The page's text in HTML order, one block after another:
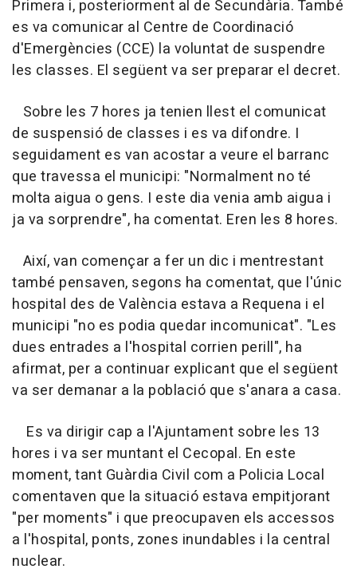
Primera i, posteriorment al de Secundària. També
es va comunicar al Centre de Coordinació
d'Emergències (CCE) la voluntat de suspendre
les classes. El següent va ser preparar el decret.
Sobre les 7 hores ja tenien llest el comunicat
de suspensió de classes i es va difondre. I
seguidament es van acostar a veure el barranc
que travessa el municipi: "Normalment no té
molta aigua o gens. I este dia venia amb aigua i
ja va sorprendre", ha comentat. Eren les 8 hores.
Així, van començar a fer un dic i mentrestant
també pensaven, segons ha comentat, que l'únic
hospital des de València estava a Requena i el
municipi "no es podia quedar incomunicat". "Les
dues entrades a l'hospital corrien perill", ha
afirmat, per a continuar explicant que el següent
va ser demanar a la població que s'anara a casa.
Es va dirigir cap a l'Ajuntament sobre les 13
hores i va ser muntant el Cecopal. En este
moment, tant Guàrdia Civil com a Policia Local
comentaven que la situació estava empitjorant
"per moments" i que preocupaven els accessos
a l'hospital, ponts, zones inundables i la central
nuclear.